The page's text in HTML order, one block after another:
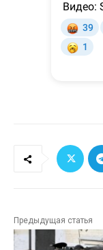
Предыдущая статья